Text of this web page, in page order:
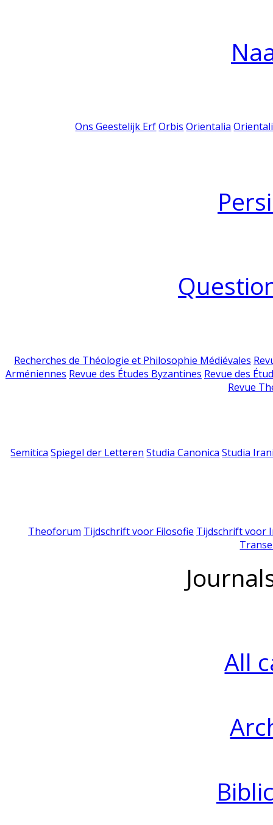
Ons Geestelijk Erf Orbis Orientalia
Recherches de Théologie et Philosophie Médiévales
Arméniennes Revue des Études Byzantines Revue des
Revue
Semitica Spiegel der Letteren Studia Canonica Studia
Theoforum Tijdschrift voor Filosofie Tijdschrift voor
All